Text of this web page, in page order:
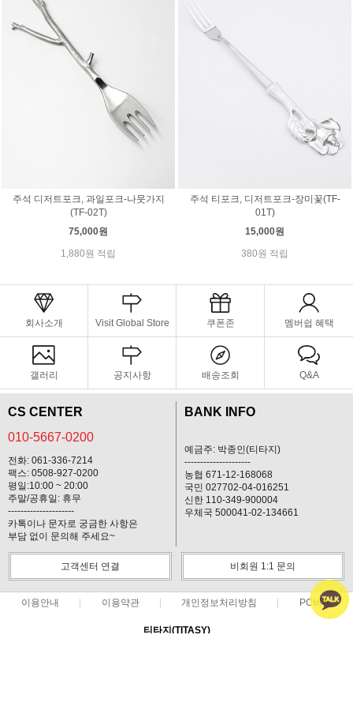
주석 디저트포크, 과일포크-나뭇가지
(TF-02T)
75,000원
1,880원 적립
주석 티포크, 디저트포크-장미꽃(TF-
01T)
15,000원
380원 적립
회사소개 Visit Global Store 쿠폰존 멤버쉽 혜택
갤러리 공지사항 배송조회 Q&A
CS CENTER
010-5667-0200
전화: 061-336-7214
팩스: 0508-927-0200
평일:10:00 ~ 20:00
주말/공휴일: 휴무
---------------------
카톡이나 문자로 궁금한 사항은
부담 없이 문의해 주세요~
BANK INFO
예금주: 박종인(티타지)
---------------------
농협 671-12-168068
국민 027702-04-016251
신한 110-349-900004
우체국 500041-02-134661
고객센터 연결 비회원 1:1 문의
이용안내 이용약관 개인정보처리방침 PC버전
티타지(TITASY)